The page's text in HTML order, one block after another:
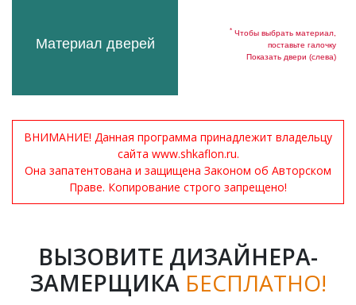
Материал дверей
* Чтобы выбрать материал,
поставьте галочку
Показать двери (слева)
ВНИМАНИЕ! Данная программа принадлежит владельцу
сайта www.shkaflon.ru.
Она запатентована и защищена Законом об Авторском
Праве. Копирование строго запрещено!
ВЫЗОВИТЕ ДИЗАЙНЕРА-
ЗАМЕРЩИКА БЕСПЛАТНО!